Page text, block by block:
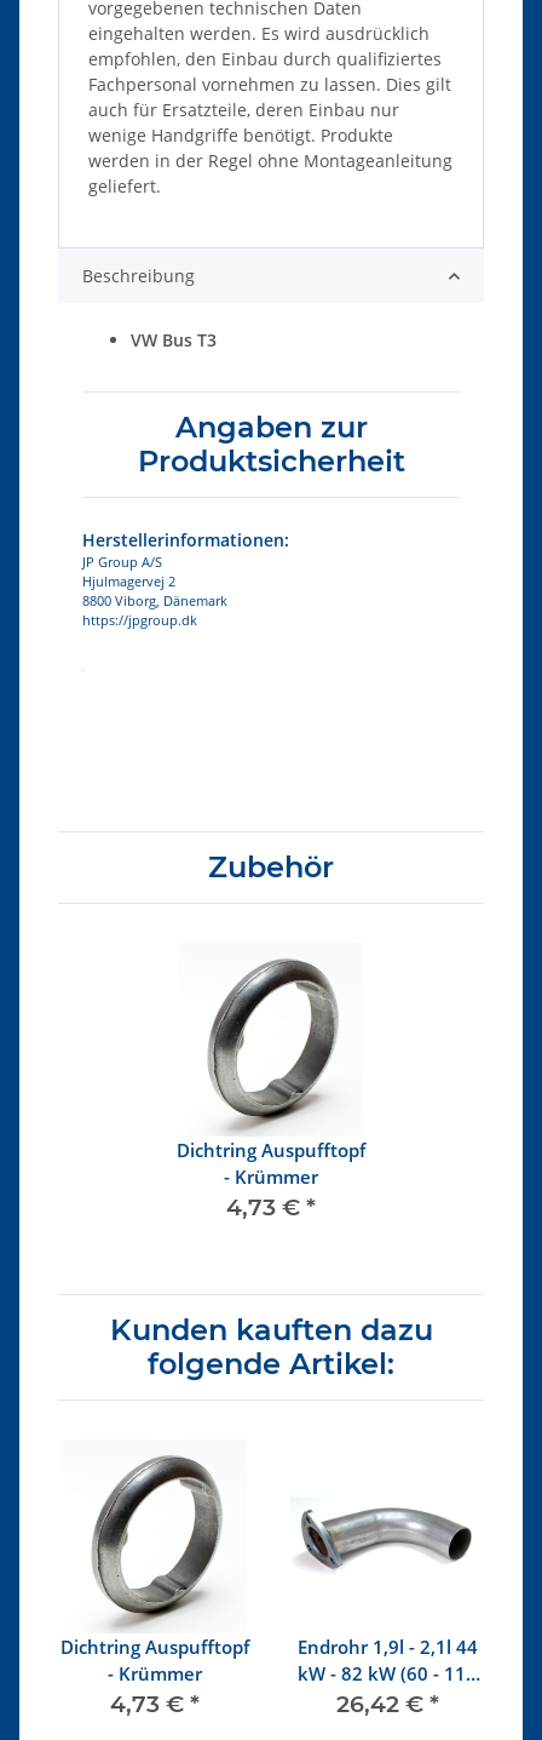
vorgegebenen technischen Daten
eingehalten werden. Es wird ausdrücklich
empfohlen, den Einbau durch qualifiziertes
Fachpersonal vornehmen zu lassen. Dies gilt
auch für Ersatzteile, deren Einbau nur
wenige Handgriffe benötigt. Produkte
werden in der Regel ohne Montageanleitung
geliefert.
Beschreibung
VW Bus T3
Angaben zur
Produktsicherheit
Herstellerinformationen:
JP Group A/S
Hjulmagervej 2
8800 Viborg, Dänemark
https://jpgroup.dk
Zubehör
Dichtring Auspufftopf
- Krümmer
4,73 € *
Kunden kauften dazu
folgende Artikel:
Dichtring Auspufftopf
- Krümmer
4,73 € *
Endrohr 1,9l - 2,1l 44
kW - 82 kW (60 - 112
PS)
26,42 € *